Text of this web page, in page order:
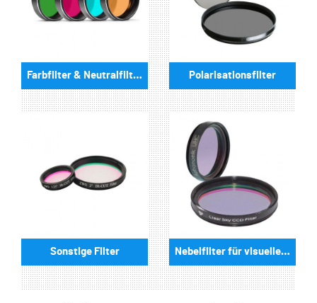
Farbfilter & Neutralfilter Polarisationsfilter
Sonstige Filter Nebelfilter für visuelle Beobachtungen